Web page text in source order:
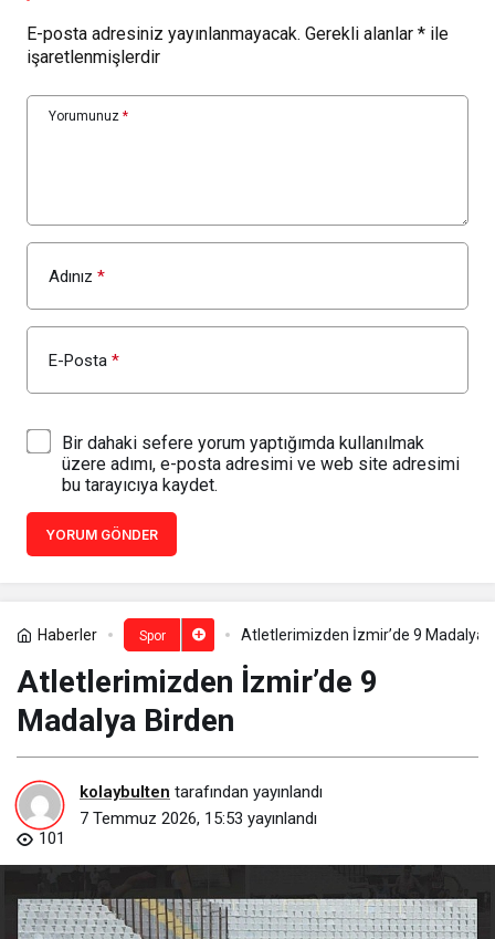
E-posta adresiniz yayınlanmayacak. Gerekli alanlar * ile
işaretlenmişlerdir
Yorumunuz *
Adınız *
E-Posta *
Bir dahaki sefere yorum yaptığımda kullanılmak
üzere adımı, e-posta adresimi ve web site adresimi
bu tarayıcıya kaydet.
YORUM GÖNDER
Haberler Spor Atletlerimizden İzmir’de 9 Madalya
Atletlerimizden İzmir’de 9
Madalya Birden
kolaybulten tarafından yayınlandı
7 Temmuz 2026, 15:53 yayınlandı
101